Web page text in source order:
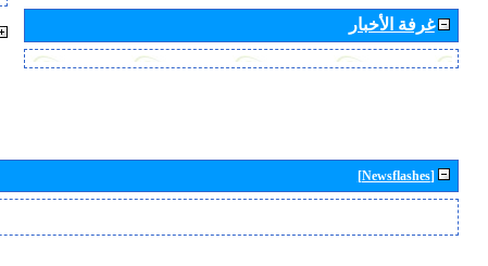
غرفة الأخبار
[Newsflashes]